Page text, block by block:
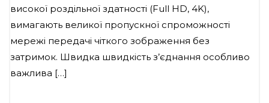
високої роздільної здатності (Full HD, 4K),
вимагають великої пропускної спроможності
мережі передачі чіткого зображення без
затримок. Швидка швидкість з’єднання особливо
важлива […]